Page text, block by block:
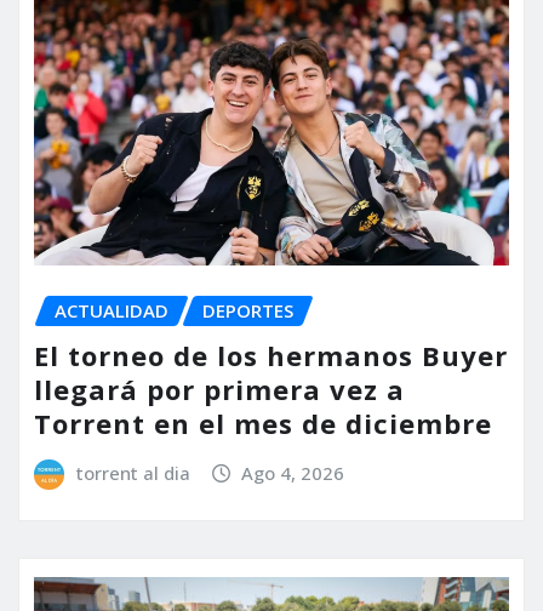
ACTUALIDAD DEPORTES
El torneo de los hermanos Buyer
llegará por primera vez a
Torrent en el mes de diciembre
torrent al dia Ago 4, 2026